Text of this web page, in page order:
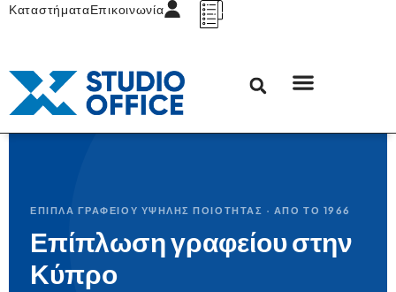
ΚαταστήματαΕπικοινωνία
ΈΠΙΠΛΑ ΓΡΑΦΕΊΟΥ ΥΨΗΛΉΣ ΠΟΙΌΤΗΤΑΣ · ΑΠΌ ΤΟ 1966
Επίπλωση γραφείου στην
Κύπρο